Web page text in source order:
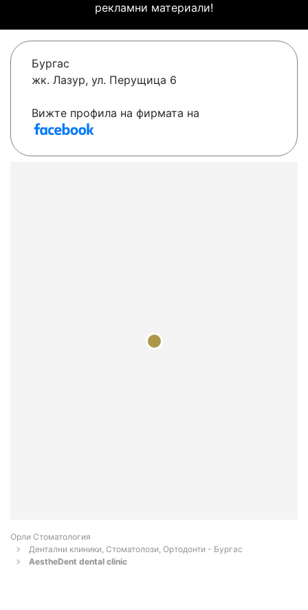
рекламни материали!
Бургас
жк. Лазур, ул. Перущица 6
Вижте профила на фирмата на
Орли Стоматология
Дентални клиники, Стоматолози, Ортодонти - Бургас
AestheDent dental clinic